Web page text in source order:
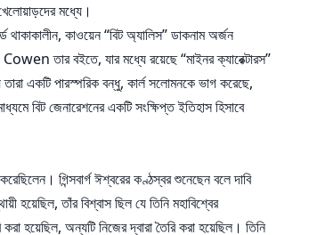
মধ্যে।
থাকাকালীন, কাওয়েন “বিট অ্যালিস” ডাকনাম অর্জন
Cowen তার বইতে, যার মধ্যে রয়েছে “মাইনর ক্যারেক্টারস”
একটি পারস্পরিক বন্ধু, কার্ল সলোমনকে ভাগ করেছে,
বিট জেনারেশনের একটি সংক্ষিপ্ত ইতিহাস হিসাবে
গিন্সবার্গ ঈশ্বরের কণ্ঠস্বর শুনেছেন বলে দাবি
তাঁর বিশ্বাস ছিল যে তিনি মহাবিশ্বের
অন্যটি নিজের দ্বারা তৈরি করা হয়েছিল। তিনি